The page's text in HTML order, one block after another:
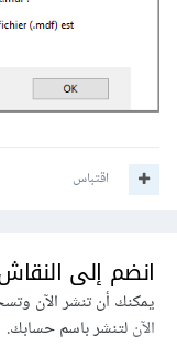
اقتباس
انضم إلى النقاش
يمكنك أن تنشر الآن
الآنلتنشر باسم حسابك.